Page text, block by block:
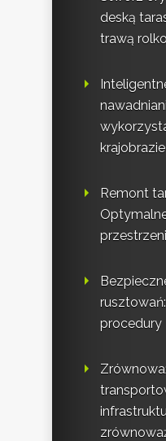
deską
trawą
krajobrazie
Remont
procedury